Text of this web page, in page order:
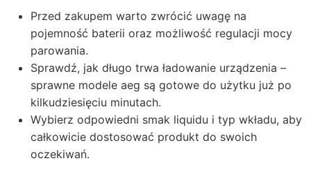
Przed zakupem warto zwrócić uwagę na
pojemność baterii oraz możliwość regulacji mocy
parowania.
Sprawdź, jak długo trwa ładowanie urządzenia –
sprawne modele aeg są gotowe do użytku już po
kilkudziesięciu minutach.
Wybierz odpowiedni smak liquidu i typ wkładu, aby
całkowicie dostosować produkt do swoich
oczekiwań.